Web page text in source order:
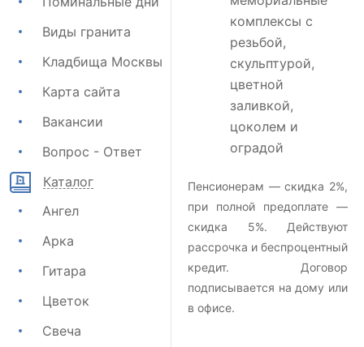
Виды гранита
Кладбища Москвы
Карта сайта
Вакансии
Вопрос - Ответ
Каталог
Ангел
Арка
Гитара
Цветок
Свеча
комплексы с
резьбой,
скульптурой,
цветной
заливкой,
цоколем и
оградой
Пенсионерам — скидка 2%,
при полной предоплате —
скидка 5%. Действуют
рассрочка и беспроцентный
кредит. Договор
подписывается на дому или
в офисе.